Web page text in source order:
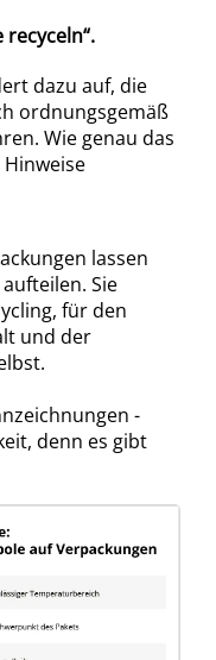
dazu auf, die
ordnungsgemäß
Wie genau das
lassen
Sie
für den
und der
-
denn es gibt